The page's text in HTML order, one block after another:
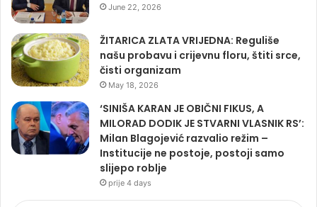
June 22, 2026
ŽITARICA ZLATA VRIJEDNA: Reguliše
našu probavu i crijevnu floru, štiti srce,
čisti organizam
May 18, 2026
‘SINIŠA KARAN JE OBIČNI FIKUS, A
MILORAD DODIK JE STVARNI VLASNIK RS’:
Milan Blagojević razvalio režim –
Institucije ne postoje, postoji samo
slijepo roblje
prije 4 days